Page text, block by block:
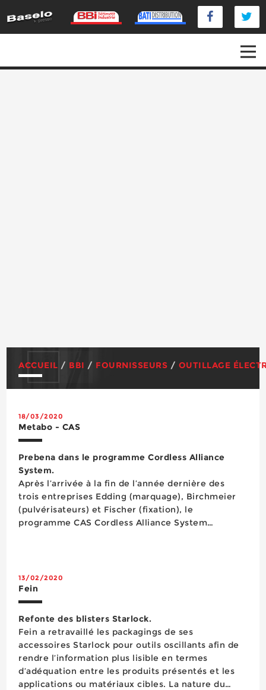
ACCUEIL / BBI / FOURNISSEURS / OUTILLAGE
18/03/2020
Metabo - CAS
Prebena dans le programme Cordless Alliance
System.
Après l’arrivée à la fin de l’année dernière des
trois entreprises Edding (marquage), Birchmeier
(pulvérisateurs) et Fischer (fixation), le
programme CAS Cordless Alliance System
13/02/2020
Fein
Refonte des blisters Starlock.
Fein a retravaillé les packagings de ses
accessoires Starlock pour outils oscillants afin de
rendre l’information plus lisible en termes
d’adéquation entre les produits présentés et les
applications ou matériaux cibles. La nature du